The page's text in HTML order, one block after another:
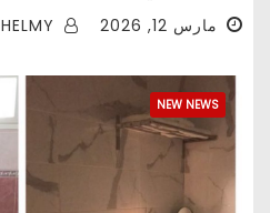
مارس 12, 2026
NEW NEWS